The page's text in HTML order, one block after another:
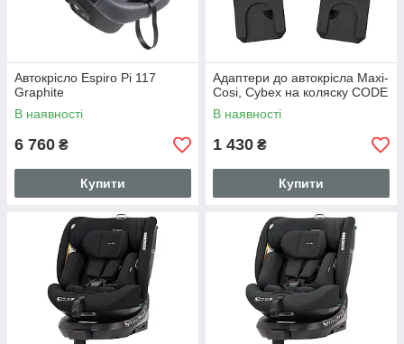
Автокрісло Espiro Pi 117
Graphite
В наявності
6 760 ₴
Купити
Адаптери до автокрісла Maxi-
Cosi, Cybex на коляску CODE
В наявності
1 430 ₴
Купити